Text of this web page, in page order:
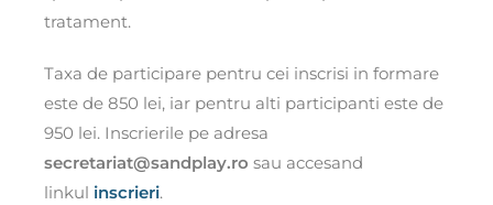
tratament.
Taxa de participare pentru cei inscrisi in formare
este de 850 lei, iar pentru alti participanti este de
950 lei. Inscrierile pe adresa
secretariat@sandplay.ro sau accesand
linkul inscrieri.